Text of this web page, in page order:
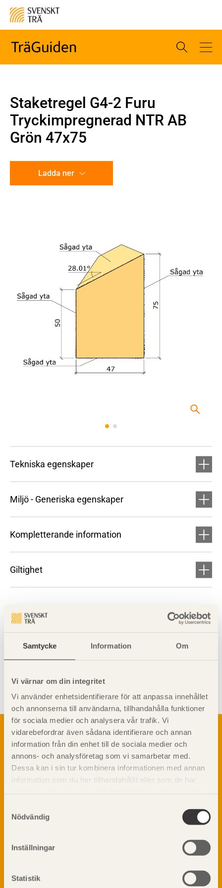
Samtycke Information Om
Vi värnar om din integritet
Vi använder enhetsidentifierare för att anpassa innehållet
och annonserna till användarna, tillhandahålla funktioner
för sociala medier och analysera vår trafik. Vi
vidarebefordrar även sådana identifierare och annan
information från din enhet till de sociala medier och
annons- och analysföretag som vi samarbetar med.
Dessa kan i sin tur kombinera informationen med annan
information som du har tillhandahållit eller som de har
Nödvändig
Inställningar
Statistik
Staketregel G4-2 Furu
Tryckimpregnerad NTR AB
Grön 47x75
Ladda ner
Tekniska egenskaper
Miljö - Generiska egenskaper
Kompletterande information
Giltighet
Om trä
Materialet trä
Skogsbruk
Barrträdets uppbyggnad
Träets egenskaper och kvalitet
Sågverksprocessen
Kemisk behandling
Byggfysik
Ljud
TräGuiden är den digitala handboken för trä och
träbyggande och innehåller information om
materialet trä samt instruktioner för byggande
med trä.